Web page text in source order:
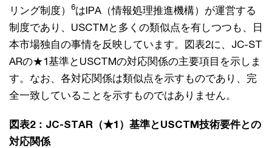
リング制度）
6はIPA（情報処理推進機構）が運営する
制度であり、USCTMと多くの類似点を有しつつも、日
本市場独自の事情を反映しています。図表2に、JC-ST
ARの★1基準とUSCTMの対応関係の主要項目を示しま
す。なお、各対応関係は類似点を示すものであり、完
全一致していることを示すものではありません。
図表2：JC-STAR（★1）基準とUSCTM技術要件との
対応関係